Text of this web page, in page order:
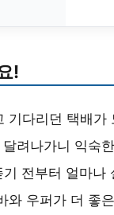
!
기다리던 택배가
려나가니 익숙
전부터 얼마나
와 우퍼가 더 좋